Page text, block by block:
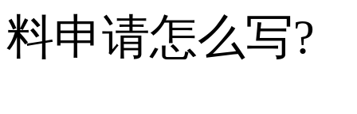
料申请怎么写?